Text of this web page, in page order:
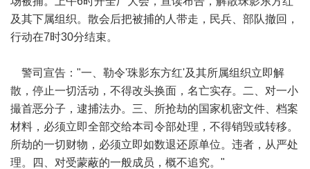
及其下属组织。散会后把被捕的人带走，民兵、部队撤回，
行动在7时30分结束。
警司宣告："一、勒令'珠影东方红'及其所属组织立即解
散，停止一切活动，不得改头换面，名亡实存。二、对一小
撮首恶分子，逮捕法办。三、所抢劫的国家机密文件、档案
材料，必须立即全部交给本司令部处理，不得销毁或转移。
所劫的一切财物，必须立即如数退还原单位。违者，从严处
理。四、对受蒙蔽的一般成员，概不追究。"